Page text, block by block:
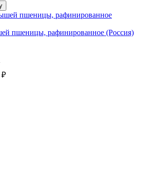
пшеницы, рафинированное (Россия)
₽